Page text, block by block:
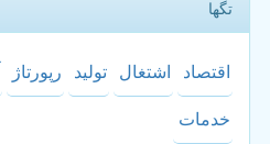
تگها
اقتصاد اشتغال تولید رپورتاژ
خدمات